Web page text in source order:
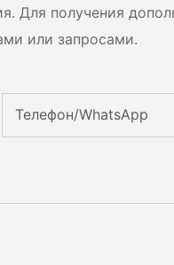
Для получения
или запросами.
Телефон/WhatsApp